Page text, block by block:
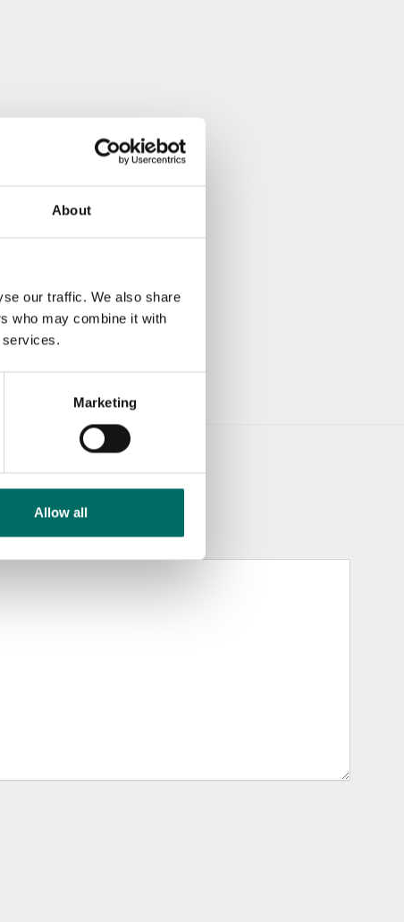
About
our traffic. We also share
who may combine it with
services.
Marketing
Allow all